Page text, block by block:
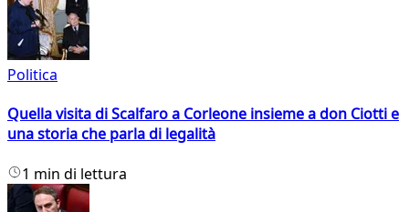
Politica
Quella visita di Scalfaro a Corleone insieme a don Ciotti e
una storia che parla di legalità
1 min di lettura